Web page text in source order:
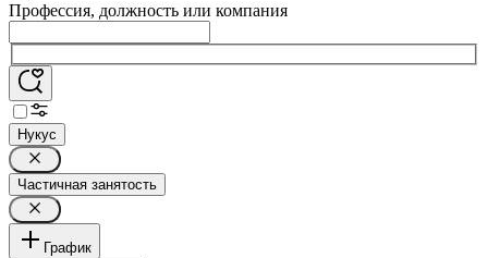
Профессия, должность или компания
Нукус
Частичная занятость
График